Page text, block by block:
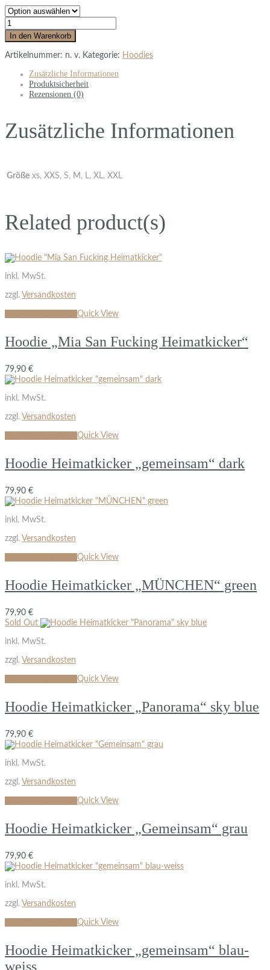
In den Warenkorb
Artikelnummer: n. v. Kategorie: Hoodies
Zusätzliche Informationen
Produktsicherheit
Rezensionen (0)
Zusätzliche Informationen
Größe xs, XXS, S, M, L, XL, XXL
Related product(s)
inkl. MwSt.
zzgl. Versandkosten
Quick View
Hoodie „Mia San Fucking Heimatkicker“
79,90 €
inkl. MwSt.
zzgl. Versandkosten
Quick View
Hoodie Heimatkicker „gemeinsam“ dark
79,90 €
inkl. MwSt.
zzgl. Versandkosten
Quick View
Hoodie Heimatkicker „MÜNCHEN“ green
79,90 €
Sold Out
inkl. MwSt.
zzgl. Versandkosten
Quick View
Hoodie Heimatkicker „Panorama“ sky blue
79,90 €
inkl. MwSt.
zzgl. Versandkosten
Quick View
Hoodie Heimatkicker „Gemeinsam“ grau
79,90 €
inkl. MwSt.
zzgl. Versandkosten
Quick View
Hoodie Heimatkicker „gemeinsam“ blau-
weiss